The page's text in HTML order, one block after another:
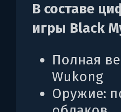
В составе
игры Black
Полная
Wukong
Оружие: